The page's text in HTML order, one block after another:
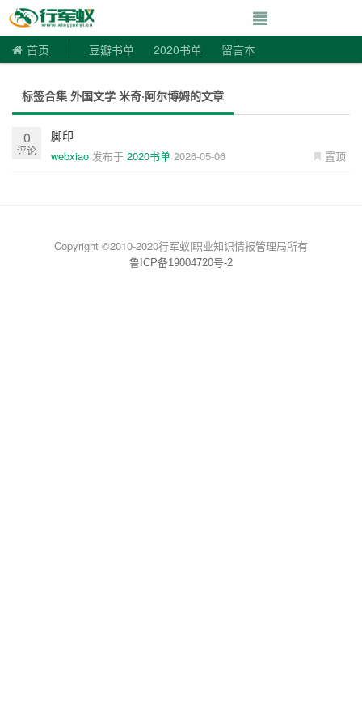
寻书令|走向自
首页 豆瓣书单 2020书单 留言本
标签合集 外国文学 米奇·阿尔博姆的文章
0
评论
脚印
置顶
webxiao 发布于 2020书单 2026-05-06
Copyright ©2010-2020行军蚁|职业知识情报管理局所有
鲁ICP备19004720号-2